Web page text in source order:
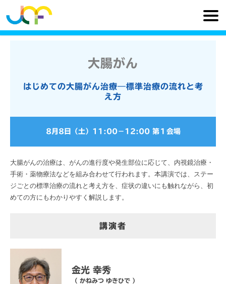
大腸がん
はじめての大腸がん治療―標準治療の流れと考
え方
8月8日（土） 11:00− 12:00 第１会場
大腸がんの治療は、がんの進行度や発生部位に応じて、内視鏡治療・
手術・薬物療法などを組み合わせて行われます。本講演では、ステー
ジごとの標準治療の流れと考え方を、症状の違いにも触れながら、初
めての方にもわかりやすく解説します。
講演者
金光 幸秀
（ かねみつ ゆきひで ）